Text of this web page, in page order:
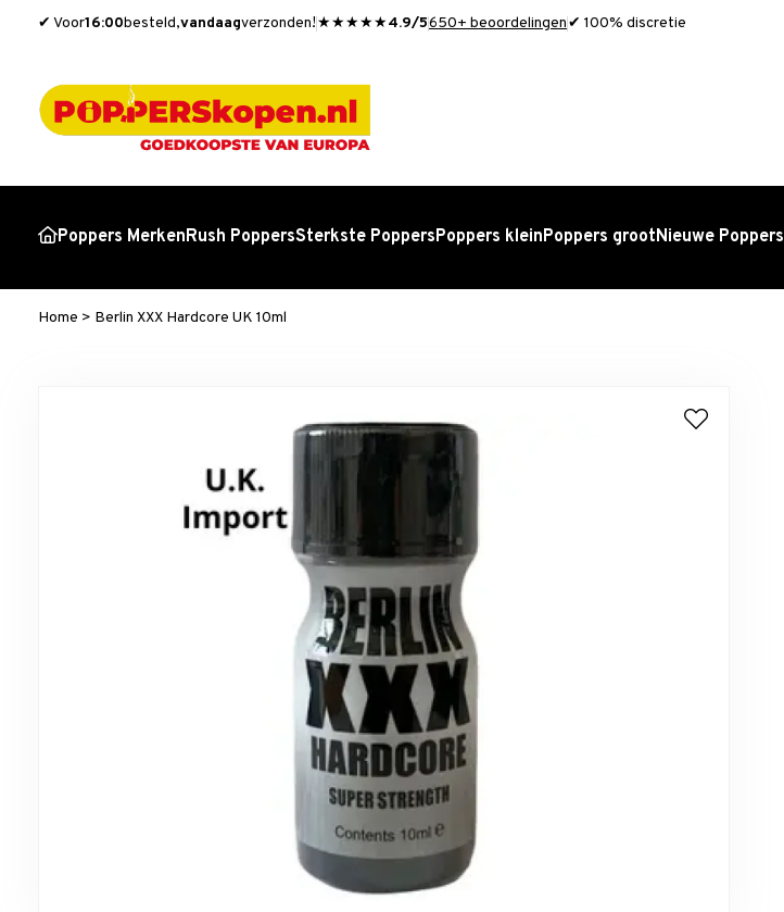
✔ Voor16:00besteld,vandaagverzonden!★★★★★4.9/5650+ beoordelingen✔ 100% discretie
Poppers MerkenRush PoppersSterkste PoppersPoppers kleinPoppers grootNieuwe Poppers
Home > Berlin XXX Hardcore UK 10ml